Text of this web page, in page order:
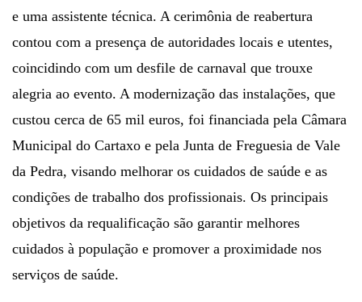
e uma assistente técnica. A cerimônia de reabertura
contou com a presença de autoridades locais e utentes,
coincidindo com um desfile de carnaval que trouxe
alegria ao evento. A modernização das instalações, que
custou cerca de 65 mil euros, foi financiada pela Câmara
Municipal do Cartaxo e pela Junta de Freguesia de Vale
da Pedra, visando melhorar os cuidados de saúde e as
condições de trabalho dos profissionais. Os principais
objetivos da requalificação são garantir melhores
cuidados à população e promover a proximidade nos
serviços de saúde.